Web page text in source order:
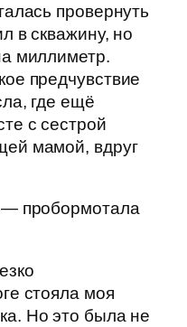
провернуть
в скважину, но
миллиметр.
предчувствие
где ещё
с сестрой
мамой, вдруг
пробормотала
стояла моя
Но это была не